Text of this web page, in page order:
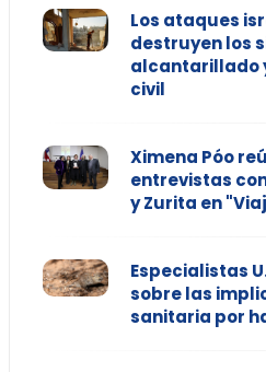
Los ataques
destruyen los
alcantarillado
civil
Ximena Póo
entrevistas
y Zurita en
Especialistas
sobre las
sanitaria por